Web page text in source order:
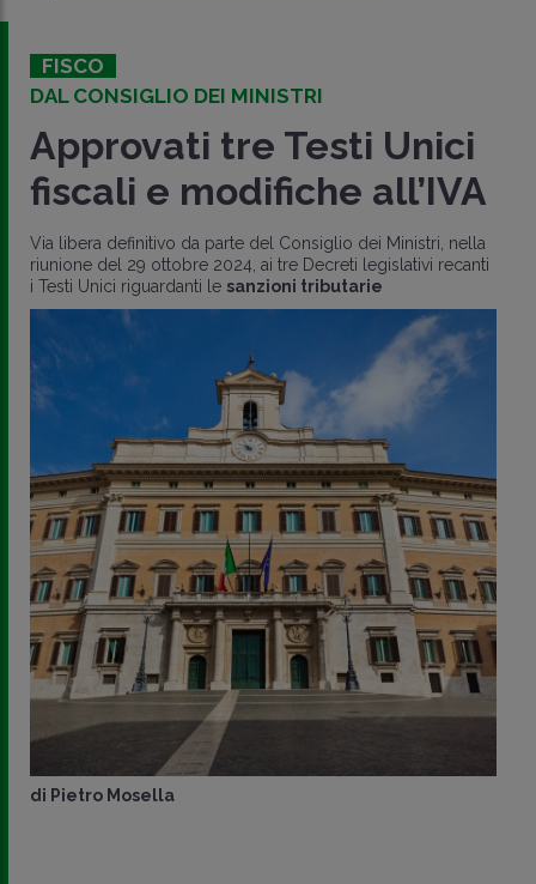
FISCO
DAL CONSIGLIO DEI MINISTRI
Approvati tre Testi Unici
fiscali e modifiche all’IVA
Via libera definitivo da parte del Consiglio dei Ministri, nella
riunione del 29 ottobre 2024, ai tre Decreti legislativi recanti
i Testi Unici riguardanti le sanzioni tributarie
di Pietro Mosella